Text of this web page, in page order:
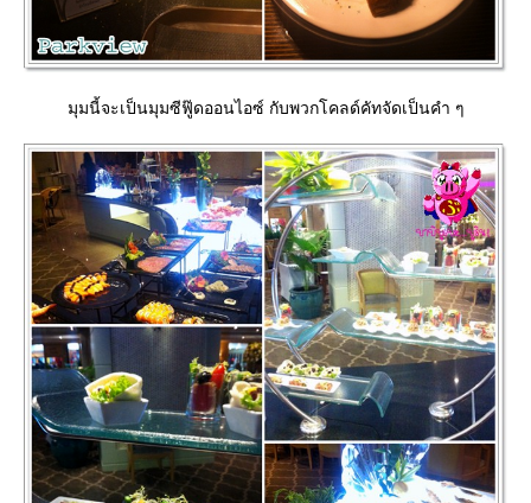
มุมนี้จะเป็นมุมซีฟู๊ดออนไอซ์ กับพวกโคลด์คัทจัดเป็นคำ ๆ